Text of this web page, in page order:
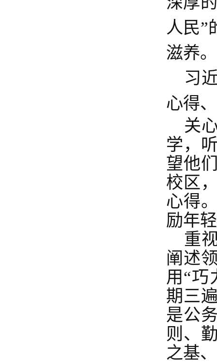
人民”
滋养。
习
心得
关
学，
望他
校区
心得
励年
重
阐述
用“巧
期三
是公
则、
之基